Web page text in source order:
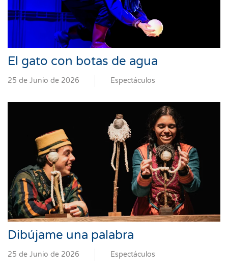
El gato con botas de agua
25 de Junio de 2026 Espectáculos
Dibújame una palabra
25 de Junio de 2026 Espectáculos